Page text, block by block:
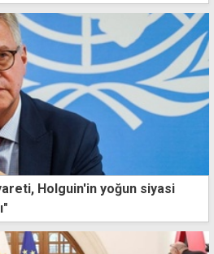
Holguin'in yoğun siyasi